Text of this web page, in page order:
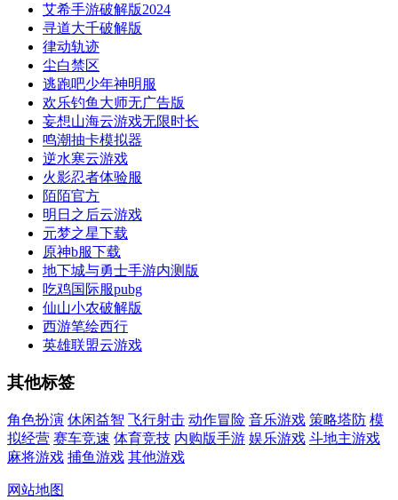
艾希手游破解版2024
寻道大千破解版
律动轨迹
尘白禁区
逃跑吧少年神明服
欢乐钓鱼大师无广告版
妄想山海云游戏无限时长
鸣潮抽卡模拟器
逆水寒云游戏
火影忍者体验服
陌陌官方
明日之后云游戏
元梦之星下载
原神b服下载
地下城与勇士手游内测版
吃鸡国际服pubg
仙山小农破解版
西游笔绘西行
英雄联盟云游戏
其他标签
角色扮演 休闲益智 飞行射击 动作冒险 音乐游戏 策略塔防 模
拟经营 赛车竞速 体育竞技 内购版手游 娱乐游戏 斗地主游戏
麻将游戏 捕鱼游戏 其他游戏
网站地图